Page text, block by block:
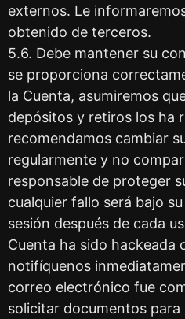
externos. Le
obtenido de terceros.
5.6. Debe mantener su
se proporciona
la Cuenta, asumiremos
depósitos y retiros los ha
recomendamos cambiar
regularmente y no
responsable de proteger
cualquier fallo será bajo
sesión después de cada
Cuenta ha sido hackeada
notifíquenos
correo electrónico fue
solicitar documentos